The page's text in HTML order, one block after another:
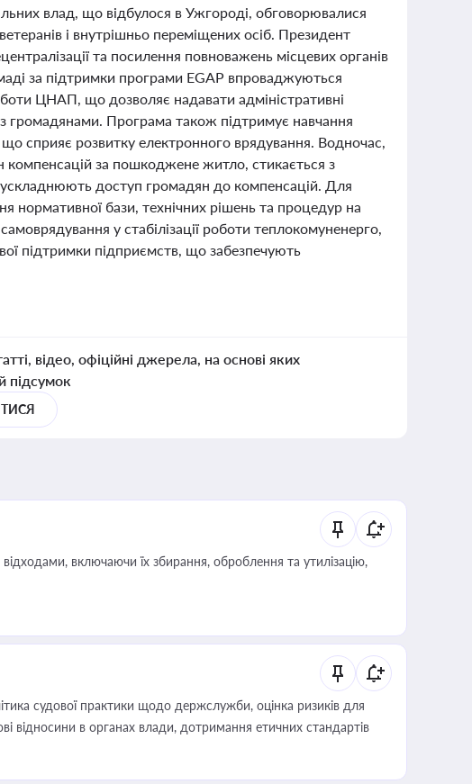
влад, що відбулося в Ужгороді, обговорювалися
і внутрішньо переміщених осіб. Президент
та посилення повноважень місцевих органів
за підтримки програми EGAP впроваджуються
ЦНАП, що дозволяє надавати адміністративні
громадянами. Програма також підтримує навчання
сприяє розвитку електронного врядування. Водночас,
за пошкоджене житло, стикається з
доступ громадян до компенсацій. Для
нормативної бази, технічних рішень та процедур на
у стабілізації роботи теплокомуненерго,
підтримки підприємств, що забезпечують
відео, офіційні джерела, на основі яких
підсумок
включаючи їх збирання, оброблення та утилізацію,
судової практики щодо держслужби, оцінка ризиків для
відносини в органах влади, дотримання етичних стандартів